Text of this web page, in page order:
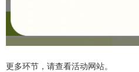
更多环节，请查看活动网站。